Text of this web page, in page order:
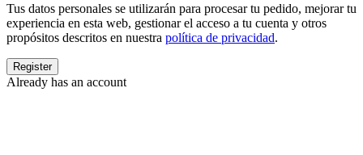
Tus datos personales se utilizarán para procesar tu pedido, mejorar tu
experiencia en esta web, gestionar el acceso a tu cuenta y otros
propósitos descritos en nuestra política de privacidad.
Already has an account